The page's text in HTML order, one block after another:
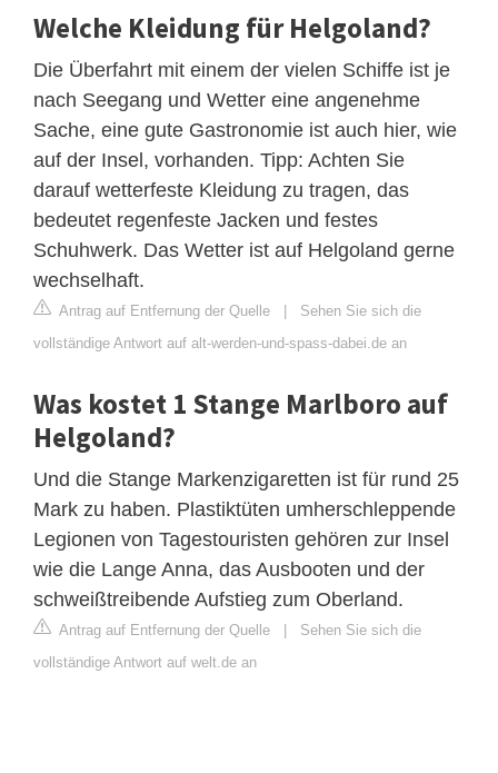
Welche Kleidung für Helgoland?
Die Überfahrt mit einem der vielen Schiffe ist je
nach Seegang und Wetter eine angenehme
Sache, eine gute Gastronomie ist auch hier, wie
auf der Insel, vorhanden. Tipp: Achten Sie
darauf wetterfeste Kleidung zu tragen, das
bedeutet regenfeste Jacken und festes
Schuhwerk. Das Wetter ist auf Helgoland gerne
wechselhaft.
Antrag auf Entfernung der Quelle | Sehen Sie sich die
vollständige Antwort auf alt-werden-und-spass-dabei.de an
Was kostet 1 Stange Marlboro auf
Helgoland?
Und die Stange Markenzigaretten ist für rund 25
Mark zu haben. Plastiktüten umherschleppende
Legionen von Tagestouristen gehören zur Insel
wie die Lange Anna, das Ausbooten und der
schweißtreibende Aufstieg zum Oberland.
Antrag auf Entfernung der Quelle | Sehen Sie sich die
vollständige Antwort auf welt.de an